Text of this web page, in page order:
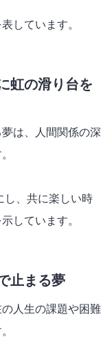
しています。
虹の滑り台を
は、人間関係の深
し、共に楽しい時
しています。
止まる夢
人生の課題や困難